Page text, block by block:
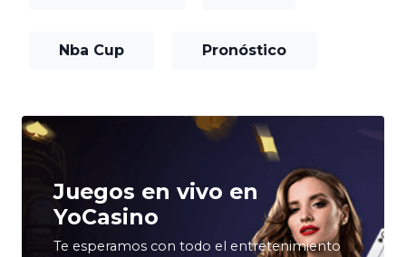
Nba Cup Pronóstico
Juegos en vivo en
YoCasino
Te esperamos con todo el entretenimiento